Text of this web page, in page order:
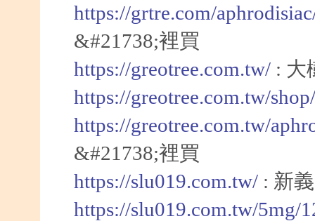
https://grtre.com/
&#21738;裡買
https://greotree.com.tw/: 大
https://greotree.com.tw/
https://greotree.com.tw/
&#21738;裡買
https://slu019.com.tw/: 新
https://slu019.com.tw/5mg/